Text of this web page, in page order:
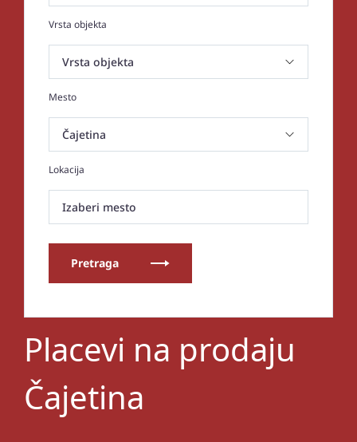
Vrsta objekta
Mesto
Lokacija
Izaberi mesto
Pretraga
Placevi na prodaju
Čajetina